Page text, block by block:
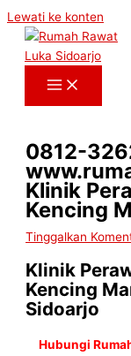
Lewati ke konten
0812-
Klinik
Kencing
Tinggalkan
Klinik
Kencing
Sidoarjo
Hubungi